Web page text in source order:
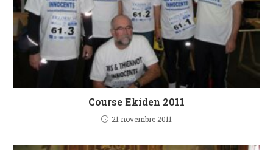
Course Ekiden 2011
21 novembre 2011